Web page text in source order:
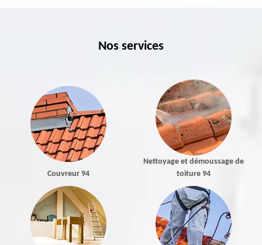
Nos services
Couvreur 94
Nettoyage et démoussage de
toiture 94